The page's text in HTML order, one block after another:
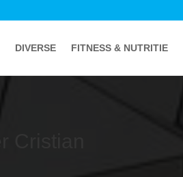
DIVERSE FITNESS & NUTRITIE
Cristian